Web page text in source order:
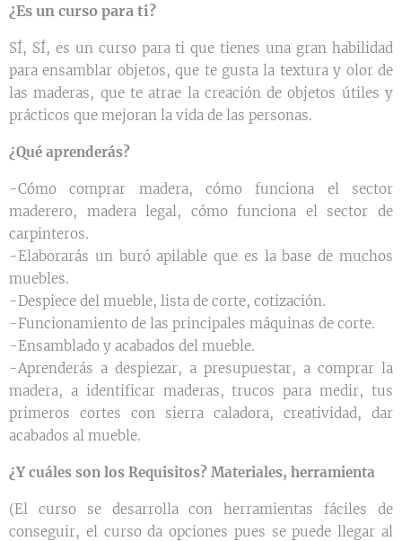
¿Es un curso para ti?
SÍ, SÍ, es un curso para ti que tienes una gran habilidad
para ensamblar objetos, que te gusta la textura y olor de
las maderas, que te atrae la creación de objetos útiles y
prácticos que mejoran la vida de las personas.
¿Qué aprenderás?
-Cómo comprar madera, cómo funciona el sector
maderero, madera legal, cómo funciona el sector de
carpinteros.
-Elaborarás un buró apilable que es la base de muchos
muebles.
-Despiece del mueble, lista de corte, cotización.
-Funcionamiento de las principales máquinas de corte.
-Ensamblado y acabados del mueble.
-Aprenderás a despiezar, a presupuestar, a comprar la
madera, a identificar maderas, trucos para medir, tus
primeros cortes con sierra caladora, creatividad, dar
acabados al mueble.
¿Y cuáles son los Requisitos? Materiales, herramienta
(El curso se desarrolla con herramientas fáciles de
conseguir, el curso da opciones pues se puede llegar al